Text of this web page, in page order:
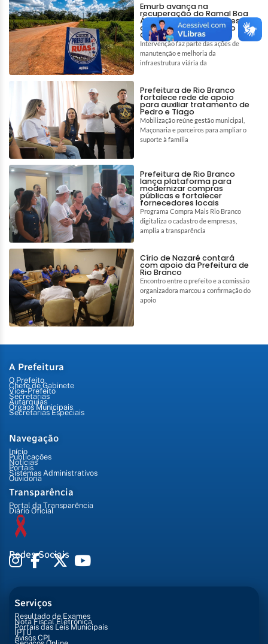
Emurb avança na
recuperação do Ramal Boa
Água e garante melhores
condições de acesso no
Quixadá
Intervenção faz parte das ações de
manutenção e melhoria da
infraestrutura viária da
Prefeitura de Rio Branco
fortalece rede de apoio
para auxiliar tratamento de
Pedro e Tiago
Mobilização reúne gestão municipal,
Maçonaria e parceiros para ampliar o
suporte à família
Prefeitura de Rio Branco
lança plataforma para
modernizar compras
públicas e fortalecer
fornecedores locais
Programa Compra Mais Rio Branco
digitaliza o cadastro de empresas,
amplia a transparência
Círio de Nazaré contará
com apoio da Prefeitura de
Rio Branco
Encontro entre o prefeito e a comissão
organizadora marcou a confirmação do
apoio
A Prefeitura
O Prefeito
Chefe de Gabinete
Vice-Prefeito
Secretarias
Autarquias
Órgãos Municipais
Secretarias Especiais
Navegação
Início
Publicações
Notícias
Portais
Sistemas Administrativos
Ouvidoria
Transparência
Portal da Transparência
Diário Oficial
Redes Sociais
Serviços
Resultado de Exames
Nota Fiscal Eletrônica
Portais das Leis Municipais
IPTU
Avisos CPL